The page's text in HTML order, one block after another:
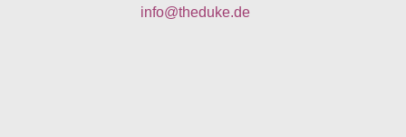
info@theduke.de